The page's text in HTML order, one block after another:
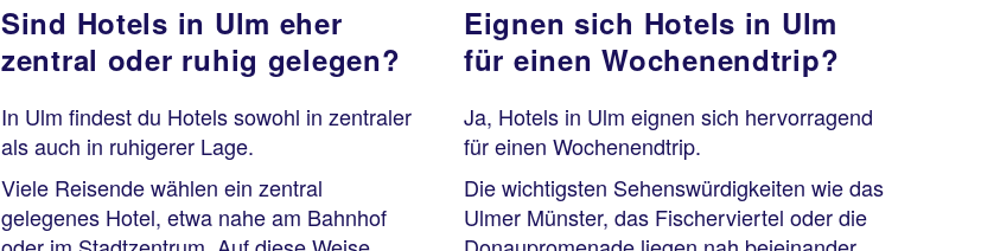
Sind Hotels in Ulm eher
zentral oder ruhig gelegen?
In Ulm findest du Hotels sowohl in zentraler
als auch in ruhigerer Lage.
Viele Reisende wählen ein zentral
gelegenes Hotel, etwa nahe am Bahnhof
Eignen sich Hotels in Ulm
für einen Wochenendtrip?
Ja, Hotels in Ulm eignen sich hervorragend
für einen Wochenendtrip.
Die wichtigsten Sehenswürdigkeiten wie das
Ulmer Münster, das Fischerviertel oder die